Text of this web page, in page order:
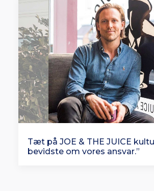
Tæt på JOE & THE JUICE
bevidste om vores ansvar.”